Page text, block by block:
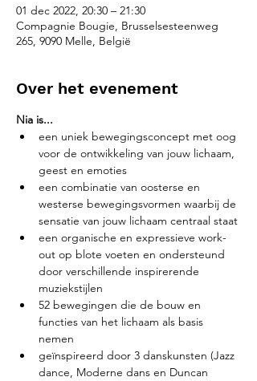
01 dec 2022, 20:30 – 21:30
Compagnie Bougie, Brusselsesteenweg
265, 9090 Melle, België
Over het evenement
Nia is...
een uniek bewegingsconcept met oog
voor de ontwikkeling van jouw lichaam,
geest en emoties
een combinatie van oosterse en
westerse bewegingsvormen waarbij de
sensatie van jouw lichaam centraal staat
een organische en expressieve work-
out op blote voeten en ondersteund
door verschillende inspirerende
muziekstijlen
52 bewegingen die de bouw en
functies van het lichaam als basis
nemen
geïnspireerd door 3 danskunsten (Jazz
dance, Moderne dans en Duncan